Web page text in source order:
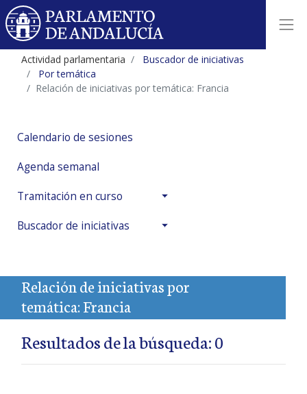
Actividad parlamentaria
Buscador de iniciativas
Por temática
Relación de iniciativas por temática: Francia
Calendario de sesiones
Agenda semanal
Tramitación en curso
Buscador de iniciativas
Relación de iniciativas por
temática: Francia
Resultados de la búsqueda: 0